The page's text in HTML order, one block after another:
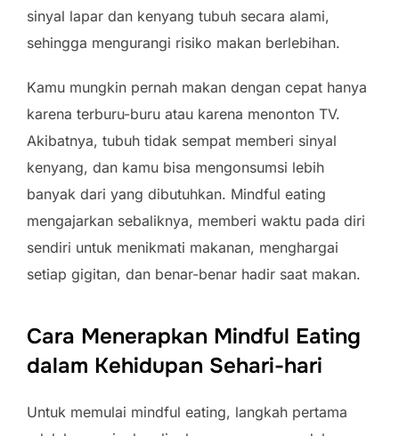
sinyal lapar dan kenyang tubuh secara alami,
sehingga mengurangi risiko makan berlebihan.
Kamu mungkin pernah makan dengan cepat hanya
karena terburu-buru atau karena menonton TV.
Akibatnya, tubuh tidak sempat memberi sinyal
kenyang, dan kamu bisa mengonsumsi lebih
banyak dari yang dibutuhkan. Mindful eating
mengajarkan sebaliknya, memberi waktu pada diri
sendiri untuk menikmati makanan, menghargai
setiap gigitan, dan benar-benar hadir saat makan.
Cara Menerapkan Mindful Eating
dalam Kehidupan Sehari-hari
Untuk memulai mindful eating, langkah pertama